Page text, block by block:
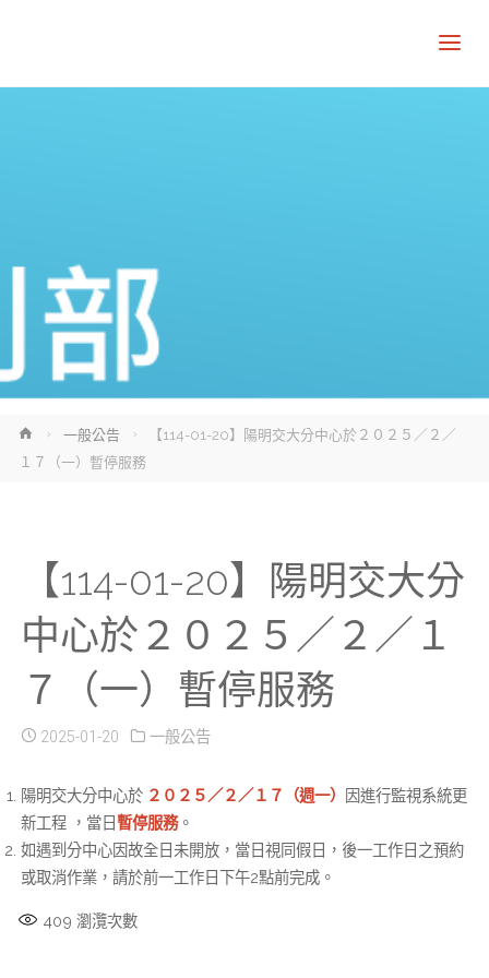
Home一般公告
【114-01-20】陽明交大分中心於２０２５／２／
１７（一）暫停服務
【114-01-20】陽明交大分
中心於２０２５／２／１
７（一）暫停服務
2025-01-20 一般公告
陽明交大分中心於 ２０２５／２／１７（週一）
因進行監視系統更
新工程 ，當日暫停服務。
如遇到分中心因故全日未開放，當日視同假日，後一工作日之預約
或取消作業，請於前一工作日下午2點前完成。
409 瀏灠次數